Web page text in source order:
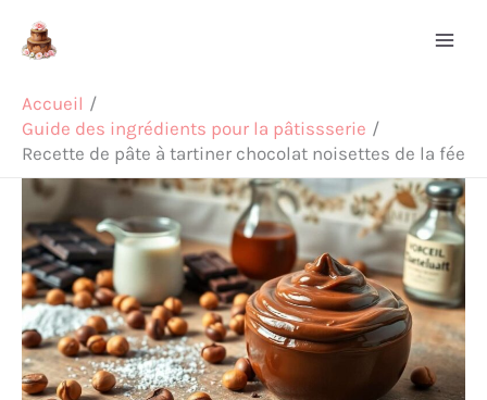
Accueil
Guide des ingrédients pour la pâtissserie
Recette de pâte à tartiner chocolat noisettes de la fée
Rechercher